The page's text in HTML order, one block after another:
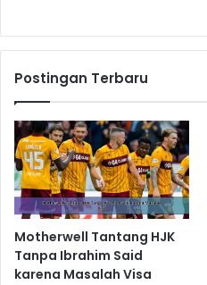
Postingan Terbaru
Motherwell Tantang HJK
Tanpa Ibrahim Said
karena Masalah Visa